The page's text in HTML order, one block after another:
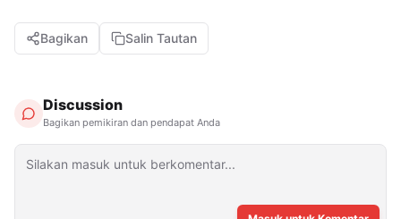
Bagikan Salin Tautan
Discussion
Bagikan pemikiran dan pendapat Anda